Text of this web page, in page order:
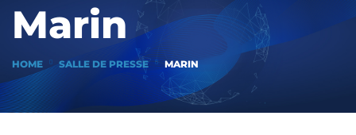
Marin
HOME SALLE DE PRESSE MARIN